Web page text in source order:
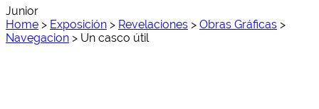
Junior
Home > Exposición > Revelaciones > Obras Gráficas >
Navegacion > Un casco útil